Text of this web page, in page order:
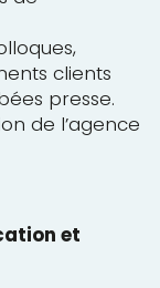
clients
presse.
de l’agence
et